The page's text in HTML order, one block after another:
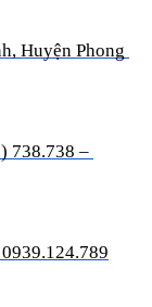
Huyện Phong
738.738 –